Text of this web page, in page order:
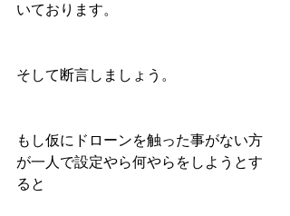
いております。
そして断言しましょう。
もし仮にドローンを触った事がない方
が一人で設定やら何やらをしようとす
ると